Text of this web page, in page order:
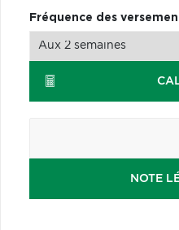
Fréquence des
NOTE